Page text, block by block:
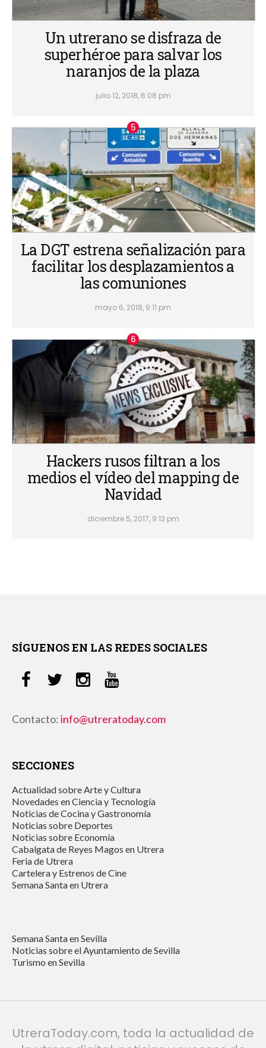
Un utrerano se disfraza de
superhéroe para salvar los
naranjos de la plaza
julio 12, 2018, 6:08 pm
La DGT estrena señalización para
facilitar los desplazamientos a
las comuniones
mayo 6, 2018, 9:11 pm
Hackers rusos filtran a los
medios el vídeo del mapping de
Navidad
diciembre 5, 2017, 9:13 pm
SÍGUENOS EN LAS REDES SOCIALES
Contacto:info@utreratoday.com
SECCIONES
Actualidad sobre Arte y Cultura
Novedades en Ciencia y Tecnología
Noticias de Cocina y Gastronomía
Noticias sobre Deportes
Noticias sobre Economía
Cabalgata de Reyes Magos en Utrera
Feria de Utrera
Cartelera y Estrenos de Cine
Semana Santa en Utrera
Semana Santa en Sevilla
Noticias sobre el Ayuntamiento de Sevilla
Turismo en Sevilla
UtreraToday.com, toda la actualidad de